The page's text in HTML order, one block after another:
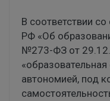
В соответствии
РФ «Об
№273-ФЗ от
автономией, под